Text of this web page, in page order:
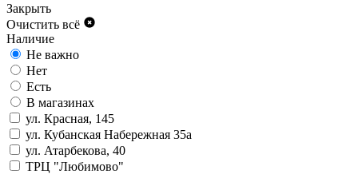
Закрыть
Очистить всё
Наличие
Не важно
Нет
Есть
В магазинах
ул. Красная, 145
ул. Кубанская Набережная 35а
ул. Атарбекова, 40
ТРЦ "Любимово"